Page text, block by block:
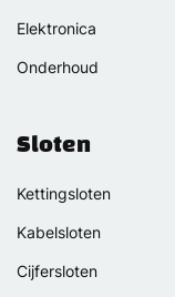
Elektronica
Onderhoud
Sloten
Kettingsloten
Kabelsloten
Cijfersloten